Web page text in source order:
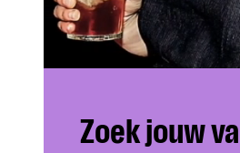
Zoek jouw